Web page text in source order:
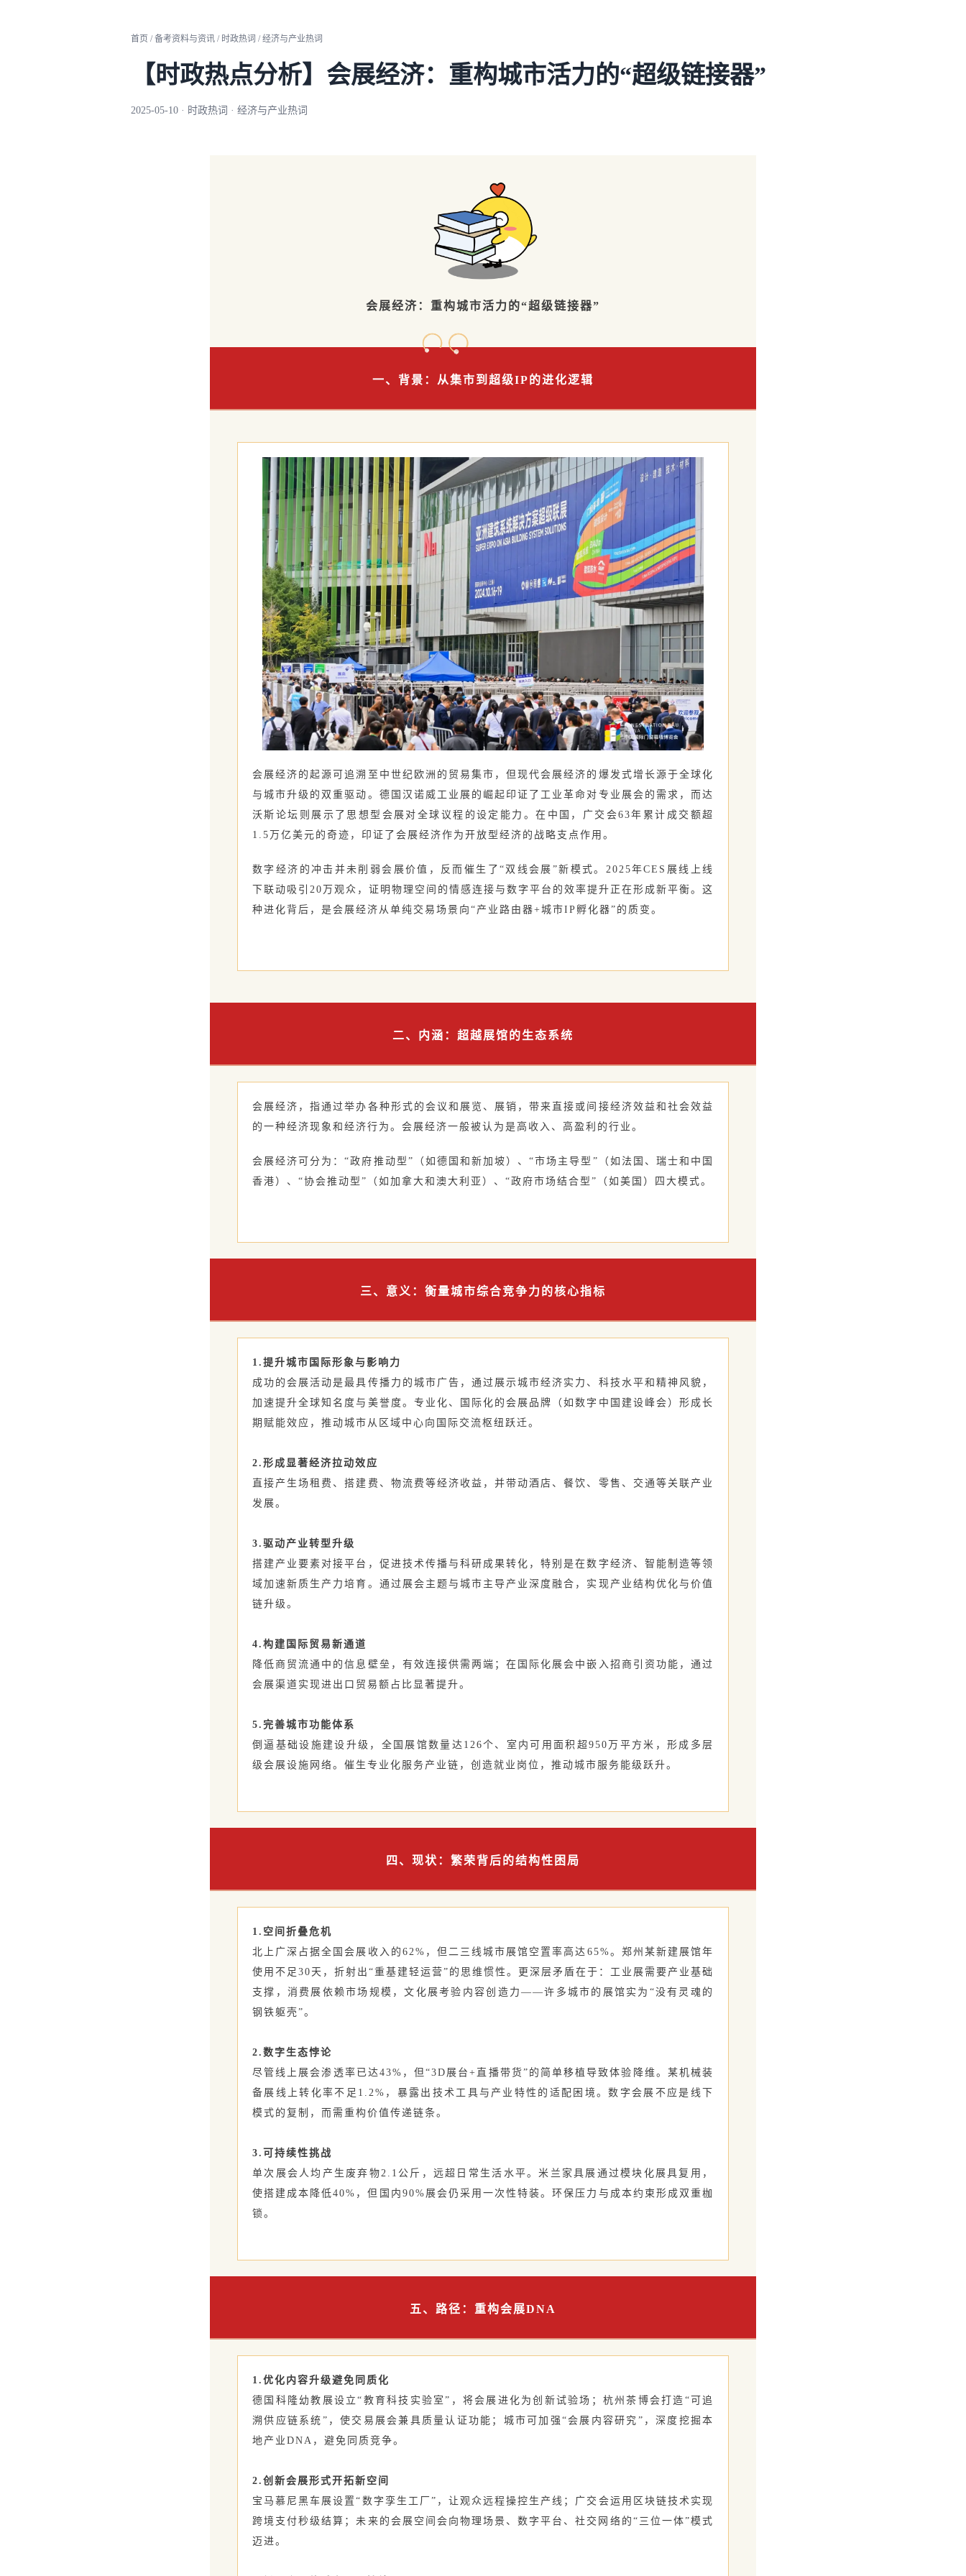
首页 / 备考资料与资讯 / 时政热词 / 经济与产业热词
【时政热点分析】会展经济：重构城市活力的“超级链接器”
2025-05-10 · 时政热词 · 经济与产业热词
会展经济：重构城市活力的“超级链接器”
一、背景：从集市到超级IP的进化逻辑
会展经济的起源可追溯至中世纪欧洲的贸易集市，但现代会展经济的爆发式增长源于全球化
与城市升级的双重驱动。德国汉诺威工业展的崛起印证了工业革命对专业展会的需求，而达
沃斯论坛则展示了思想型会展对全球议程的设定能力。在中国，广交会63年累计成交额超
1.5万亿美元的奇迹，印证了会展经济作为开放型经济的战略支点作用。
数字经济的冲击并未削弱会展价值，反而催生了“双线会展”新模式。2025年CES展线上线
下联动吸引20万观众，证明物理空间的情感连接与数字平台的效率提升正在形成新平衡。这
种进化背后，是会展经济从单纯交易场景向“产业路由器+城市IP孵化器”的质变。
二、内涵：超越展馆的生态系统
会展经济，指通过举办各种形式的会议和展览、展销，带来直接或间接经济效益和社会效益
的一种经济现象和经济行为。会展经济一般被认为是高收入、高盈利的行业。
会展经济可分为：“政府推动型”（如德国和新加坡）、“市场主导型”（如法国、瑞士和中国
香港）、“协会推动型”（如加拿大和澳大利亚）、“政府市场结合型”（如美国）四大模式。
三、意义：衡量城市综合竞争力的核心指标
1.提升城市国际形象与影响力
成功的会展活动是最具传播力的城市广告，通过展示城市经济实力、科技水平和精神风貌，
加速提升全球知名度与美誉度。专业化、国际化的会展品牌（如数字中国建设峰会）形成长
期赋能效应，推动城市从区域中心向国际交流枢纽跃迁。
2.形成显著经济拉动效应
直接产生场租费、搭建费、物流费等经济收益，并带动酒店、餐饮、零售、交通等关联产业
发展。
3.驱动产业转型升级
搭建产业要素对接平台，促进技术传播与科研成果转化，特别是在数字经济、智能制造等领
域加速新质生产力培育。通过展会主题与城市主导产业深度融合，实现产业结构优化与价值
链升级。
4.构建国际贸易新通道
降低商贸流通中的信息壁垒，有效连接供需两端；在国际化展会中嵌入招商引资功能，通过
会展渠道实现进出口贸易额占比显著提升。
5.完善城市功能体系
倒逼基础设施建设升级，全国展馆数量达126个、室内可用面积超950万平方米，形成多层
级会展设施网络。催生专业化服务产业链，创造就业岗位，推动城市服务能级跃升。
四、现状：繁荣背后的结构性困局
1.空间折叠危机‌
北上广深占据全国会展收入的62%，但二三线城市展馆空置率高达65%。郑州某新建展馆年
使用不足30天，折射出“重基建轻运营”的思维惯性。更深层矛盾在于：工业展需要产业基础
支撑，消费展依赖市场规模，文化展考验内容创造力——许多城市的展馆实为“没有灵魂的
钢铁躯壳”。
2.‌数字生态悖论‌
尽管线上展会渗透率已达43%，但“3D展台+直播带货”的简单移植导致体验降维。某机械装
备展线上转化率不足1.2%，暴露出技术工具与产业特性的适配困境。数字会展不应是线下
模式的复制，而需重构价值传递链条。
3.‌可持续性挑战‌
单次展会人均产生废弃物2.1公斤，远超日常生活水平。米兰家具展通过模块化展具复用，
使搭建成本降低40%，但国内90%展会仍采用一次性特装。环保压力与成本约束形成双重枷
锁。
五、路径：重构会展DNA
1.优化内容升级避免同质化‌
德国科隆幼教展设立“教育科技实验室”，将会展进化为创新试验场；杭州茶博会打造“可追
溯供应链系统”，使交易展会兼具质量认证功能；城市可加强“会展内容研究”，深度挖掘本
地产业DNA，避免同质竞争。
2.创新会展形式开拓新空间‌
宝马慕尼黑车展设置“数字孪生工厂”，让观众远程操控生产线；广交会运用区块链技术实现
跨境支付秒级结算；未来的会展空间会向物理场景、数字平台、社交网络的“三位一体”模式
迈进。